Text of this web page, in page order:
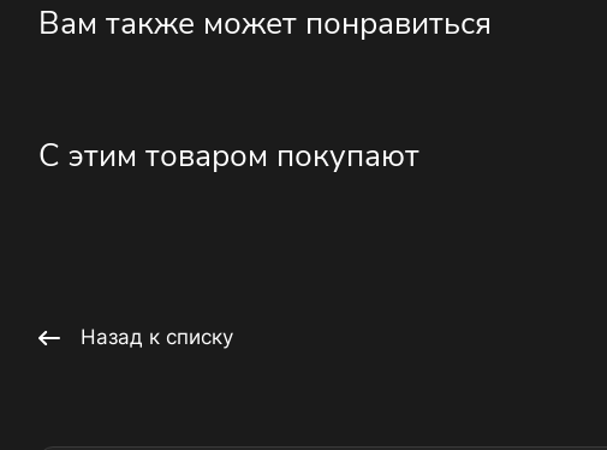
Вам также может понравиться
С этим товаром покупают
Назад к списку